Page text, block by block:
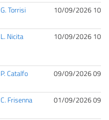
G. Torrisi 10/09/2026
L. Nicita 10/09/2026
P. Catalfo 09/09/2026
C. Frisenna 01/09/2026